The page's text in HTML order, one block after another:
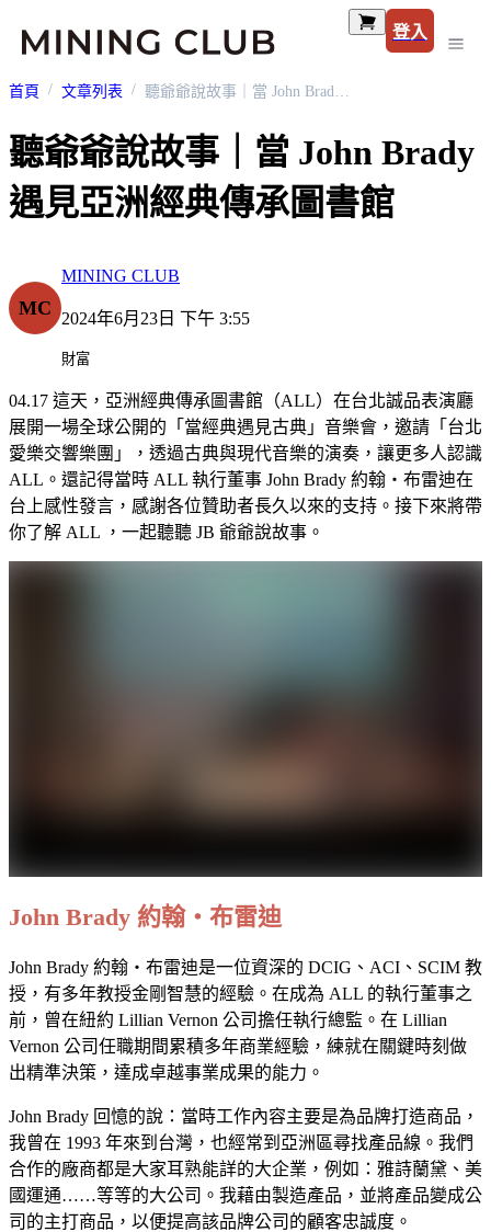
登入
首頁 文章列表 聽爺爺說故事｜當 John Brady 遇見亞洲經典傳承圖書館
聽爺爺說故事｜當 John Brady
遇見亞洲經典傳承圖書館
MC
MINING CLUB
2024年6月23日 下午 3:55
財富
04.17 這天，亞洲經典傳承圖書館（ALL）在台北誠品表演廳
展開一場全球公開的「當經典遇見古典」音樂會，邀請「台北
愛樂交響樂團」，透過古典與現代音樂的演奏，讓更多人認識
ALL。還記得當時 ALL 執行董事 John Brady 約翰・布雷迪在
台上感性發言，感謝各位贊助者長久以來的支持。接下來將帶
你了解 ALL ，一起聽聽 JB 爺爺說故事。
John Brady 約翰・布雷迪
John Brady 約翰・布雷迪是一位資深的 DCIG、ACI、SCIM 教
授，有多年教授金剛智慧的經驗。在成為 ALL 的執行董事之
前，曾在紐約 Lillian Vernon 公司擔任執行總監。在 Lillian
Vernon 公司任職期間累積多年商業經驗，練就在關鍵時刻做
出精準決策，達成卓越事業成果的能力。
John Brady 回憶的說：當時工作內容主要是為品牌打造商品，
我曾在 1993 年來到台灣，也經常到亞洲區尋找產品線。我們
合作的廠商都是大家耳熟能詳的大企業，例如：雅詩蘭黛、美
國運通……等等的大公司。我藉由製造產品，並將產品變成公
司的主打商品，以便提高該品牌公司的顧客忠誠度。